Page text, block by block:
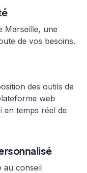
Marseille, une
de vos besoins.
des outils de
web
temps réel de
au conseil